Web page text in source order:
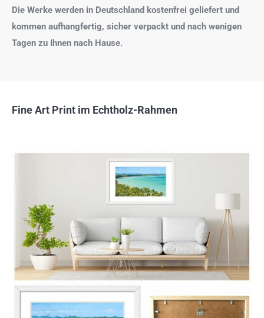
Die Werke werden in Deutschland kostenfrei geliefert und
kommen aufhangfertig, sicher verpackt und nach wenigen
Tagen zu Ihnen nach Hause.
Fine Art Print im Echtholz-Rahmen